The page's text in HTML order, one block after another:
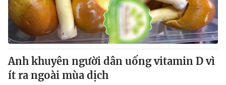
Sản phẩm
Thị trường
Tư vấn
Lịch phát sóng
Chuyên mục khác
Emagazine
Anh khuyên người dân uống vitamin D vì
ít ra ngoài mùa dịch